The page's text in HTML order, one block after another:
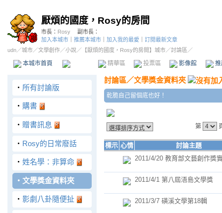
厭煩的國度，Rosy的房間
市長： Rosy
副市長：
加入本城市
推薦本城市 加入我的最愛
訂閱最新文章
udn／城市／文學創作／小說／ 【厭煩的國度，Rosy的房間】城市／討論區／
本城市首頁 精華區 投票區 影像館
‧ 所有討論版
‧ 購書
‧ 贈書訊息
‧ Rosy的日常廢話
‧ 姓名學：非算命
‧ 文學獎金資料夾
‧ 影劇八卦隨便扯
討論區／文學獎金資料夾
乾脆自己留個底也好！
第
標示 心情
討論主題
2011/4/20 教育部文藝創作獎
2011/4/1 第八屆浯島文學獎
2011/3/7 磺溪文學第18輯